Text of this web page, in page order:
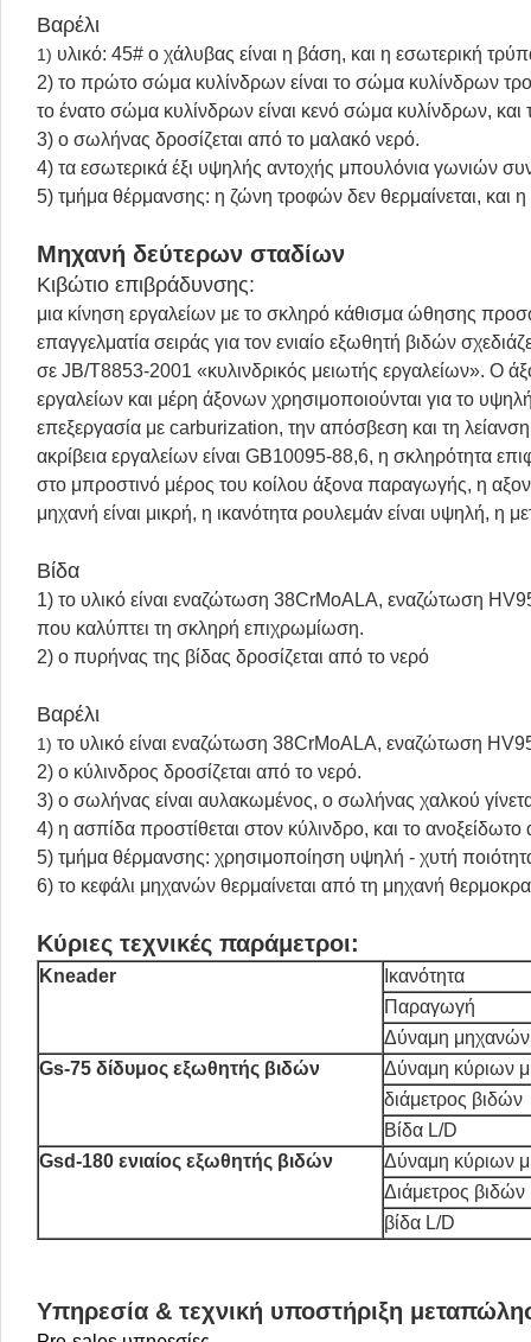
Βαρέλι
1) υλικό: 45# ο χάλυβας είναι η βάση, και η εσωτερική
2) το πρώτο σώμα κυλίνδρων είναι το σώμα κυλίνδρων
το ένατο σώμα κυλίνδρων είναι κενό σώμα κυλίνδρων,
3) ο σωλήνας δροσίζεται από το μαλακό νερό.
4) τα εσωτερικά έξι υψηλής αντοχής μπουλόνια γωνιών
5) τμήμα θέρμανσης: η ζώνη τροφών δεν θερμαίνεται, και
Μηχανή δεύτερων σταδίων
Κιβώτιο επιβράδυνσης:
μια κίνηση εργαλείων με το σκληρό κάθισμα ώθησης
επαγγελματία σειράς για τον ενιαίο εξωθητή βιδών
σε JB/T8853-2001 «κυλινδρικός μειωτής εργαλείων». Ο
εργαλείων και μέρη άξονων χρησιμοποιούνται για το
επεξεργασία με carburization, την απόσβεση και τη
ακρίβεια εργαλείων είναι GB10095-88,6, η σκληρότητα
στο μπροστινό μέρος του κοίλου άξονα παραγωγής, η
μηχανή είναι μικρή, η ικανότητα ρουλεμάν είναι υψηλή, η
Βίδα
1) το υλικό είναι εναζώτωση 38CrMoALA, εναζώτωση
που καλύπτει τη σκληρή επιχρωμίωση.
2) ο πυρήνας της βίδας δροσίζεται από το νερό
Βαρέλι
1) το υλικό είναι εναζώτωση 38CrMoALA, εναζώτωση
2) ο κύλινδρος δροσίζεται από το νερό.
3) ο σωλήνας είναι αυλακωμένος, ο σωλήνας χαλκού
4) η ασπίδα προστίθεται στον κύλινδρο, και το ανοξείδωτο
5) τμήμα θέρμανσης: χρησιμοποίηση υψηλή - χυτή
6) το κεφάλι μηχανών θερμαίνεται από τη μηχανή
Κύριες τεχνικές παράμετροι:
Kneader
Ικανότητα
Παραγωγή
Δύναμη μηχανών
Gs-75 δίδυμος εξωθητής βιδών
Δύναμη κύριων
διάμετρος βιδών
Βίδα L/D
Gsd-180 ενιαίος εξωθητής βιδών
Δύναμη κύριων
Διάμετρος βιδών
βίδα L/D
Υπηρεσία & τεχνική υποστήριξη